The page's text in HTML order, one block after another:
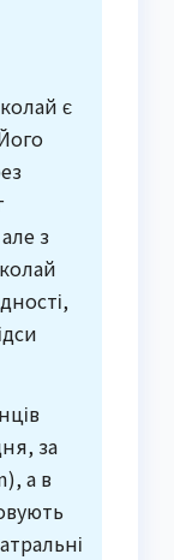
є
з
за
а в